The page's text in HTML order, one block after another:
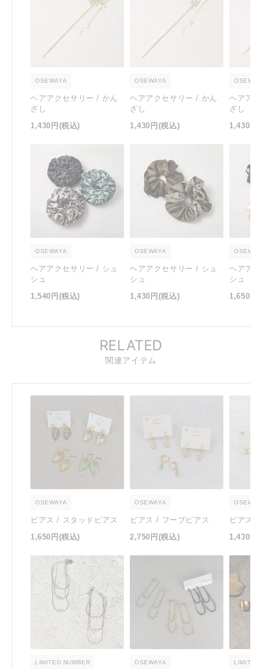
OSEWAYA
ヘアアクセサリー / かん
ざし
1,430円 (税込)
OSEWAYA
ヘアアクセサリー / かん
ざし
1,430円 (税込)
ヘアア
ざし
1,430円
OSEWAYA
ヘアアクセサリー / シュ
シュ
1,540円 (税込)
OSEWAYA
ヘアアクセサリー / シュ
シュ
1,430円 (税込)
ヘアア
シュ
1,650円
RELATED
関連アイテム
OSEWAYA
ピアス / スタッドピアス
1,650円 (税込)
OSEWAYA
ピアス / フープピアス
2,750円 (税込)
ピアス /
1,430円
LIMITED NUMBER OSEWAYA LIMITED